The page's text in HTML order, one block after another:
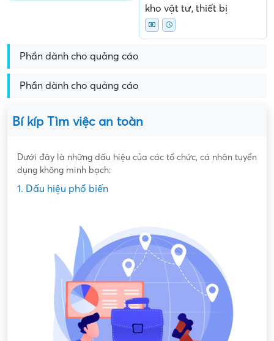
kho vật tư, thiết bị
Phần dành cho quảng cáo
Phần dành cho quảng cáo
Bí kíp Tìm việc an toàn
Dưới đây là những dấu hiệu của các tổ chức, cá nhân tuyển
dụng không minh bạch:
1. Dấu hiệu phổ biến